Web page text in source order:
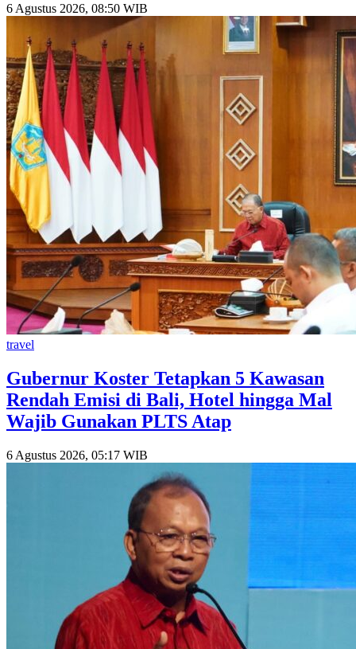
6 Agustus 2026, 08:50 WIB
travel
Gubernur Koster Tetapkan 5 Kawasan
Rendah Emisi di Bali, Hotel hingga Mal
Wajib Gunakan PLTS Atap
6 Agustus 2026, 05:17 WIB